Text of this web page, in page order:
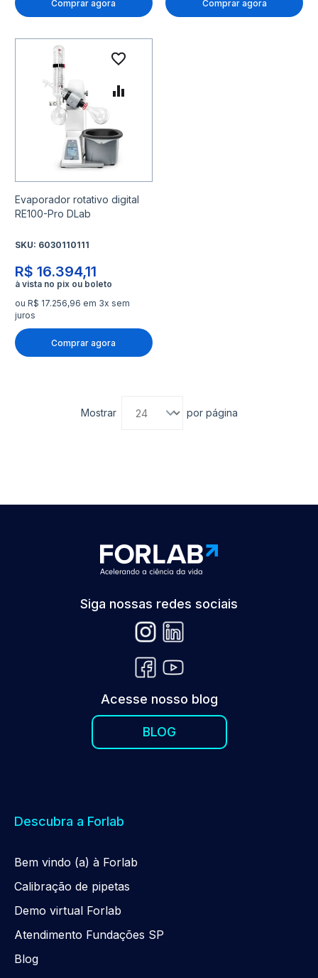
Comprar agora Comprar agora
Evaporador rotativo digital
RE100-Pro DLab
SKU: 6030110111
R$ 16.394,11
ou R$ 17.256,96 em 3x sem
juros
Comprar agora
Adicionar à lista de
Adicionar para Comparar
Mostrar por página
Siga nossas redes sociais
Acesse nosso blog
BLOG
Descubra a Forlab
Bem vindo (a) à Forlab
Calibração de pipetas
Demo virtual Forlab
Atendimento Fundações SP
Blog